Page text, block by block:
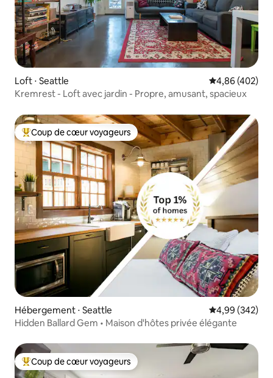
Loft ⋅ Seattle Évaluation
4,86 (402)
Kremrest - Loft avec jardin - Propre, amusant, spacieux
Coups de cœur voyageurs les plus appréciés
Coup de cœur voyageurs
Hébergement ⋅ Seattle Évaluation
4,99 (342)
Hidden Ballard Gem • Maison d'hôtes privée élégante
Coups de cœur voyageurs les plus appréciés
Coup de cœur voyageurs